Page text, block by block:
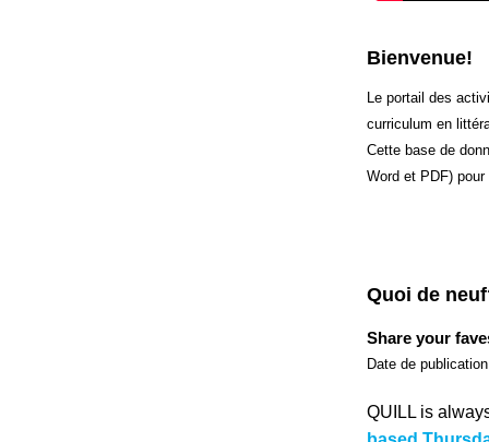
Bienvenue!
Le portail des
curriculum en
Cette base de
Word et PDF)
Quoi de
Share your
Date de
QUILL is